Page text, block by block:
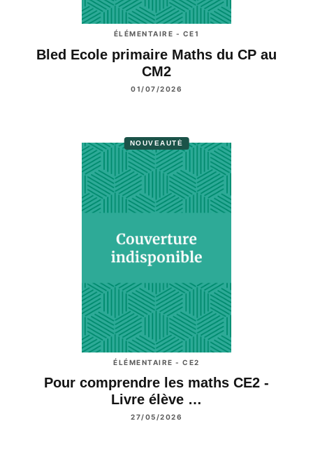
ÉLÉMENTAIRE - CE1
Bled Ecole primaire Maths du CP au
CM2
01/07/2026
NOUVEAUTÉ
ÉLÉMENTAIRE - CE2
Pour comprendre les maths CE2 -
Livre élève …
27/05/2026